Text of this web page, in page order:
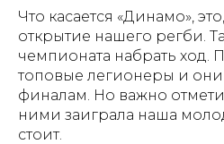
Что касается «Динамо»,
открытие нашего регби.
чемпионата набрать ход.
топовые легионеры и они
финалам. Но важно
ними заиграла наша
стоит.